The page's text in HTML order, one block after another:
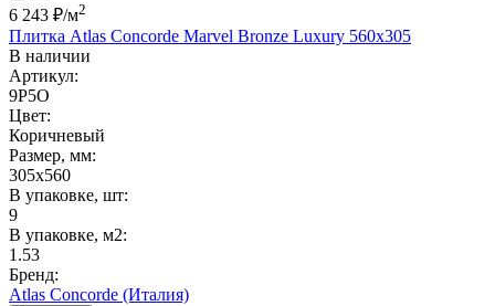
6 243 ₽/м2
Плитка Atlas Concorde Marvel Bronze Luxury 560x305
В наличии
Артикул:
9P5O
Цвет:
Коричневый
Размер, мм:
305x560
В упаковке, шт:
9
В упаковке, м2:
1.53
Бренд:
Atlas Concorde (Италия)